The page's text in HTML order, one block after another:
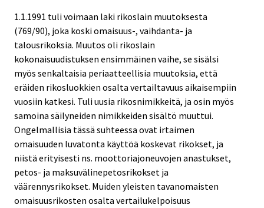
1.1.1991 tuli voimaan laki rikoslain muutoksesta
(769/90), joka koski omaisuus-, vaihdanta- ja
talousrikoksia. Muutos oli rikoslain
kokonaisuudistuksen ensimmäinen vaihe, se sisälsi
myös senkaltaisia periaatteellisia muutoksia, että
eräiden rikosluokkien osalta vertailtavuus aikaisempiin
vuosiin katkesi. Tuli uusia rikosnimikkeitä, ja osin myös
samoina säilyneiden nimikkeiden sisältö muuttui.
Ongelmallisia tässä suhteessa ovat irtaimen
omaisuuden luvatonta käyttöä koskevat rikokset, ja
niistä erityisesti ns. moottoriajoneuvojen anastukset,
petos- ja maksuvälinepetosrikokset ja
väärennysrikokset. Muiden yleisten tavanomaisten
omaisuusrikosten osalta vertailukelpoisuus